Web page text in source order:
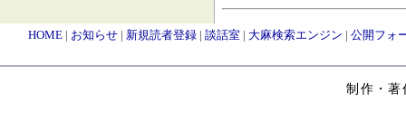
HOME | お知らせ | 新規読者登録 | 談話室 | 大麻検索エンジン | 公開フォ
制作・